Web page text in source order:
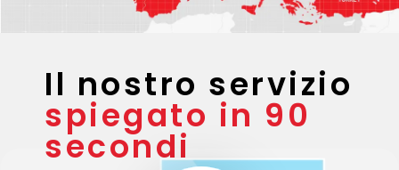
Il nostro servizio
spiegato in 90
secondi